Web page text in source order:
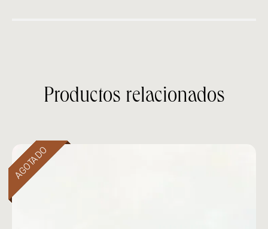
Productos relacionados